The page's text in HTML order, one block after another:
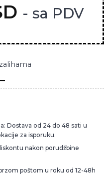
- sa PDV
Dostava od 24 do 48 sati u
za isporuku.
nakon porudžbine
poštom u roku od 12-48h